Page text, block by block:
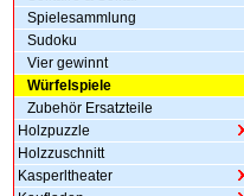
Spielesammlung
Sudoku
Vier gewinnt
Würfelspiele
Zubehör Ersatzteile
Holzpuzzle
Holzzuschnitt
Kasperltheater